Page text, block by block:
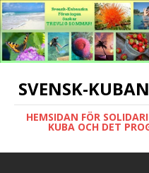
SVENSK-
HEMSIDAN FÖR
KUBA OCH DET